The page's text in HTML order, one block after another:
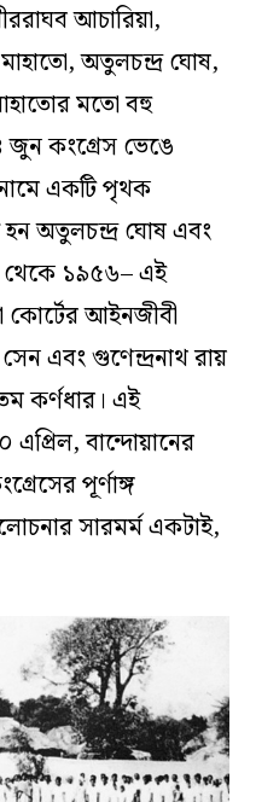
আচারিয়া,
অতুলচন্দ্র ঘোষ,
মতো বহু
জুন কংগ্রেস ভেঙে
একটি পৃথক
অতুলচন্দ্র ঘোষ এবং
১৯৫৬– এই
কোর্টের আইনজীবী
এবং গুণেন্দ্রনাথ রায়
কর্ণধার। এই
বান্দোয়ানের
পূর্ণাঙ্গ
সারমর্ম একটাই,